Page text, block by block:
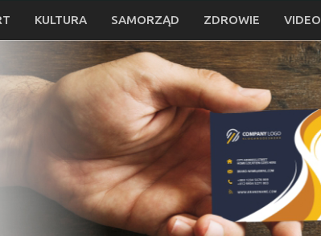
KULTURA SAMORZĄD ZDROWIE VIDEO